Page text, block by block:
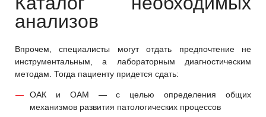
анализов
Впрочем, специалисты могут отдать предпочтение не
инструментальным, а лабораторным диагностическим
методам. Тогда пациенту придется сдать:
ОАК и ОАМ — с целью определения общих
механизмов развития патологических процессов